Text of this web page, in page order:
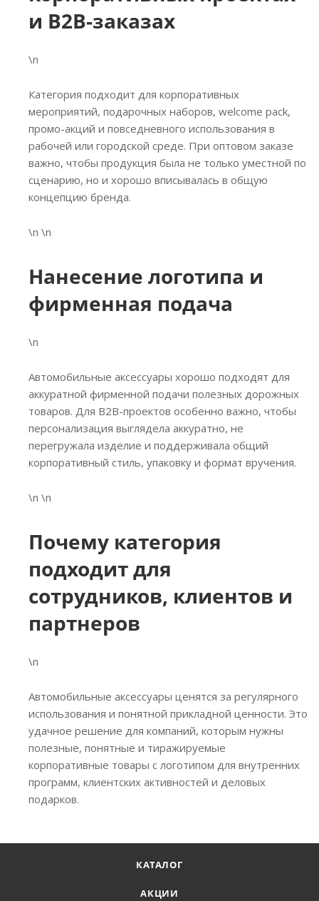
и B2B-заказах
\n
Категория подходит для корпоративных
мероприятий, подарочных наборов, welcome pack,
промо-акций и повседневного использования в
рабочей или городской среде. При оптовом заказе
важно, чтобы продукция была не только уместной по
сценарию, но и хорошо вписывалась в общую
концепцию бренда.
\n \n
Нанесение логотипа и
фирменная подача
\n
Автомобильные аксессуары хорошо подходят для
аккуратной фирменной подачи полезных дорожных
товаров. Для B2B-проектов особенно важно, чтобы
персонализация выглядела аккуратно, не
перегружала изделие и поддерживала общий
корпоративный стиль, упаковку и формат вручения.
\n \n
Почему категория
подходит для
сотрудников, клиентов и
партнеров
\n
Автомобильные аксессуары ценятся за регулярного
использования и понятной прикладной ценности. Это
удачное решение для компаний, которым нужны
полезные, понятные и тиражируемые
корпоративные товары с логотипом для внутренних
программ, клиентских активностей и деловых
подарков.
КАТАЛОГ
АКЦИИ